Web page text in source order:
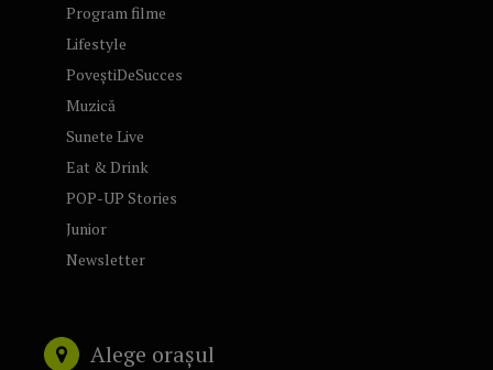
Program filme
Lifestyle
PoveștiDeSucces
Muzică
Sunete Live
Eat & Drink
POP-UP Stories
Junior
Newsletter
Alege orașul